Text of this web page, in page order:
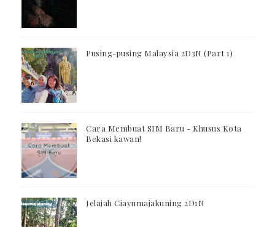
Pusing-pusing Malaysia 2D3N (Part 1)
Cara Membuat SIM Baru - Khusus Kota
Bekasi kawan!
Jelajah Ciayumajakuning 2D1N